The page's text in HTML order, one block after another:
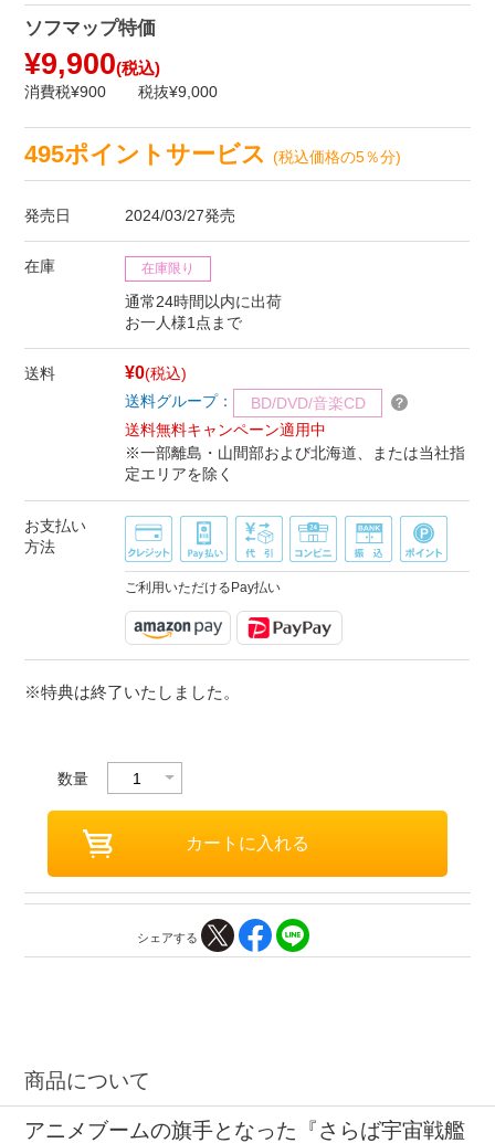
ソフマップ特価
¥9,900(税込)
消費税¥900 税抜¥9,000
495ポイントサービス(税込価格の5％分)
発売日 2024/03/27発売
在庫 在庫限り
通常24時間以内に出荷
お一人様1点まで
送料 ¥0(税込)
送料グループ：
BD/DVD/音楽CD
送料無料キャンペーン適用中
※一部離島・山間部および北海道、または当社指
定エリアを除く
お支払い
方法
ご利用いただけるPay払い
※特典は終了いたしました。
数量
シェアする
商品について
アニメブームの旗手となった『さらば宇宙戦艦